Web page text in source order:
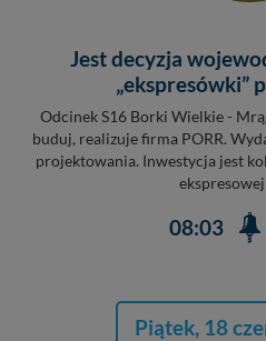
Jest decyzja
„ekspresówki”
Odcinek S16 Borki Wielkie -
buduj, realizuje firma PORR.
projektowania. Inwestycja jest
ekspresowej
08:03
Piątek, 18